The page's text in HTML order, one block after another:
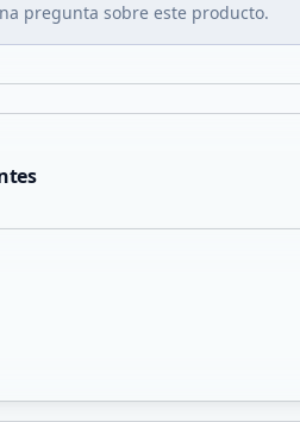
pregunta sobre este producto.